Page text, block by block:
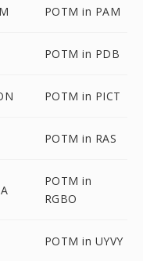
POTM in PAM
POTM in PDB
POTM in PICT
POTM in RAS
POTM in
RGBO
POTM in UYVY